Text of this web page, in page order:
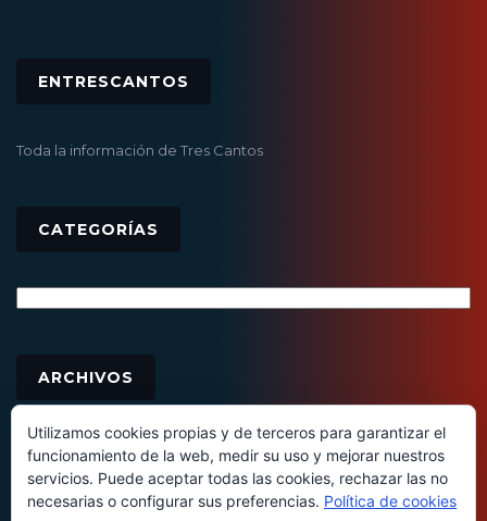
ENTRESCANTOS
Toda la información de Tres Cantos
CATEGORÍAS
ARCHIVOS
Utilizamos cookies propias y de terceros para garantizar el
funcionamiento de la web, medir su uso y mejorar nuestros
servicios. Puede aceptar todas las cookies, rechazar las no
necesarias o configurar sus preferencias. Política de cookies